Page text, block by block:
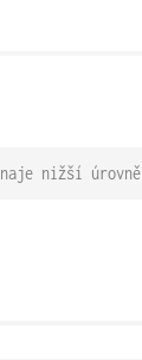
nižší úrovně